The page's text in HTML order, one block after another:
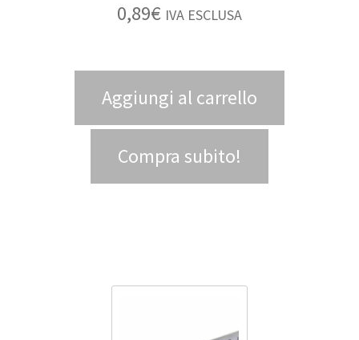
0,89€ IVA ESCLUSA
Aggiungi al carrello
Compra subito!